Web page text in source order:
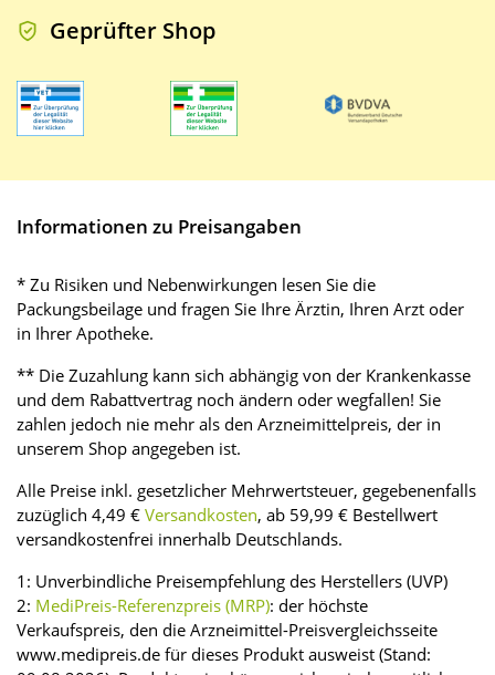
Geprüfter Shop
Informationen zu Preisangaben
* Zu Risiken und Nebenwirkungen lesen Sie die
Packungsbeilage und fragen Sie Ihre Ärztin, Ihren Arzt oder
in Ihrer Apotheke.
** Die Zuzahlung kann sich abhängig von der Krankenkasse
und dem Rabattvertrag noch ändern oder wegfallen! Sie
zahlen jedoch nie mehr als den Arzneimittelpreis, der in
unserem Shop angegeben ist.
Alle Preise inkl. gesetzlicher Mehrwertsteuer, gegebenenfalls
zuzüglich 4,49 € Versandkosten, ab 59,99 € Bestellwert
versandkostenfrei innerhalb Deutschlands.
1: Unverbindliche Preisempfehlung des Herstellers (UVP)
2: MediPreis-Referenzpreis (MRP): der höchste
Verkaufspreis, den die Arzneimittel-Preisvergleichsseite
www.medipreis.de für dieses Produkt ausweist (Stand: